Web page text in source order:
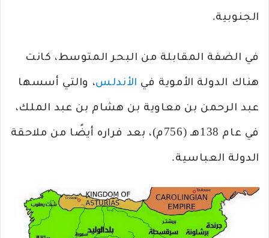
الجنوبية.
في الضفة المقابلة من البحر المتوسط، كانت
هناك الدولة الأموية في الأندلس، والتي أسسها
عبد الرحمن بن معاوية بن هشام بن عبد الملك،
في عام 138هـ (756م)، بعد فراره أيضًا من ملاحقة
الدولة العباسية.